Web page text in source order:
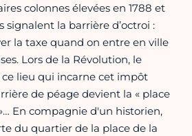
colonnes élevées en 1788 et
signalent la barrière d’octroi :
la taxe quand on entre en ville
Lors de la Révolution, le
ce lieu qui incarne cet impôt
de péage devient la « place
En compagnie d'un historien,
du quartier de la place de la